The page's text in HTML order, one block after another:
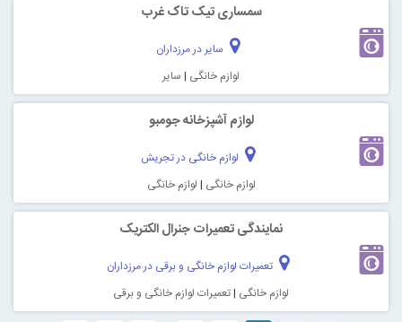
سمساری تیک تاک غرب
سایر در مرزداران
لوازم خانگی | سایر
لوازم آشپزخانه جومبو
لوازم خانگی در تجریش
لوازم خانگی | لوازم خانگی
نمایندگی تعمیرات جنرال الکتریک
تعمیرات لوازم خانگی و برقی در مرزداران
لوازم خانگی |تعمیرات لوازم خانگی و برقی